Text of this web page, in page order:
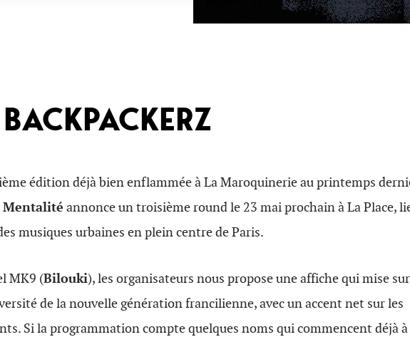
édition déjà bien enflammée à La Maroquinerie au printemps
Mentalité annonce un troisième round le 23 mai prochain à La Place,
musiques urbaines en plein centre de Paris.
MK9 (Bilouki), les organisateurs nous propose une affiche qui mise
de la nouvelle génération francilienne, avec un accent net sur les
Si la programmation compte quelques noms qui commencent déjà à